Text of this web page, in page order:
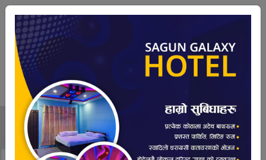
२१ श्रावण २०८३,Thursday|03:03:48 PM